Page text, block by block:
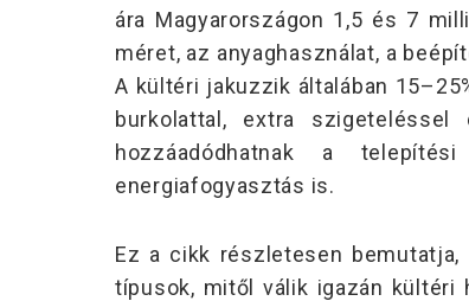
ára Magyarországon 1,5 és 7
méret, az anyaghasználat, a
A kültéri jakuzzik általában
burkolattal, extra
hozzáadódhatnak a
energiafogyasztás is.
Ez a cikk részletesen bemutatja,
típusok, mitől válik igazán kültéri